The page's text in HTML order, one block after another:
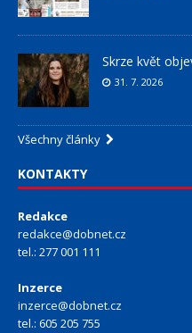
Skrze květ
31. 7. 2026
Všechny články
KONTAKTY
Redakce
redakce@dobnet.cz
tel.: 277 001 111
Inzerce
inzerce@dobnet.cz
tel.: 605 205 755